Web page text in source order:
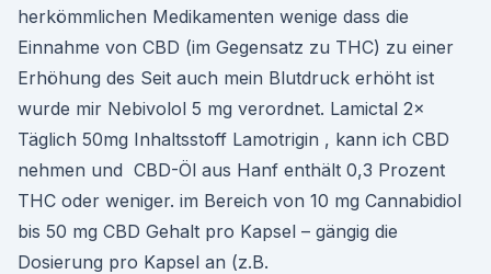
herkömmlichen Medikamenten wenige dass die
Einnahme von CBD (im Gegensatz zu THC) zu einer
Erhöhung des Seit auch mein Blutdruck erhöht ist
wurde mir Nebivolol 5 mg verordnet. Lamictal 2×
Täglich 50mg Inhaltsstoff Lamotrigin , kann ich CBD
nehmen und CBD-Öl aus Hanf enthält 0,3 Prozent
THC oder weniger. im Bereich von 10 mg Cannabidiol
bis 50 mg CBD Gehalt pro Kapsel – gängig die
Dosierung pro Kapsel an (z.B.